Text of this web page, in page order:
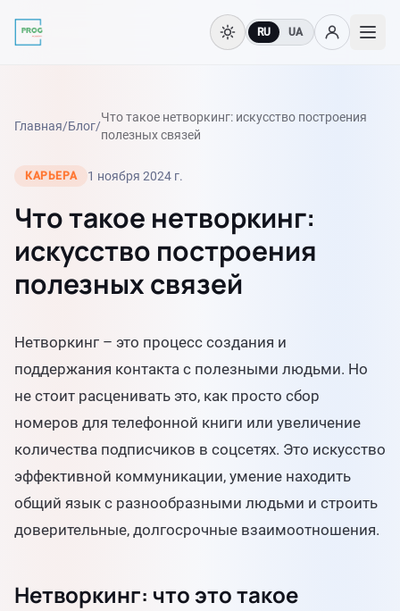
RU UA
Главная/Блог/
Что такое нетворкинг: искусство построения
полезных связей
КАРЬЕРА 1 ноября 2024 г.
Что такое нетворкинг:
искусство построения
полезных связей
Нетворкинг – это процесс создания и
поддержания контакта с полезными людьми. Но
не стоит расценивать это, как просто сбор
номеров для телефонной книги или увеличение
количества подписчиков в соцсетях. Это искусство
эффективной коммуникации, умение находить
общий язык с разнообразными людьми и строить
доверительные, долгосрочные взаимоотношения.
Нетворкинг: что это такое